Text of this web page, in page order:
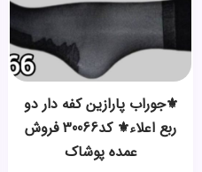
⚜️جوراب پارازین کفه دار دو
ربع اعلاء⚜️ کد30066 فروش
عمده پوشاک